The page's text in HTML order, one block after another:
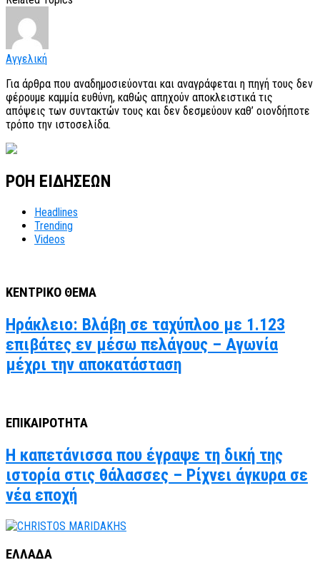
Αγγελική
Για άρθρα που αναδημοσιεύονται και αναγράφεται η πηγή τους δεν
φέρουμε καμμία ευθύνη, καθώς απηχούν αποκλειστικά τις
απόψεις των συντακτών τους και δεν δεσμεύουν καθ’ οιονδήποτε
τρόπο την ιστοσελίδα.
ΡΟΗ ΕΙΔΗΣΕΩΝ
Headlines
Trending
Videos
ΚΕΝΤΡΙΚΟ ΘΕΜΑ
Ηράκλειο: Βλάβη σε ταχύπλοο με 1.123
επιβάτες εν μέσω πελάγους – Αγωνία
μέχρι την αποκατάσταση
ΕΠΙΚΑΙΡΟΤΗΤΑ
Η καπετάνισσα που έγραψε τη δική της
ιστορία στις θάλασσες – Ρίχνει άγκυρα σε
νέα εποχή
ΕΛΛΑΔΑ